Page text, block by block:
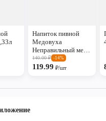
Напиток пивной
Медовуха
Неправильный мед
4% 0,45л
140.00₽ -14%
119.99 ₽/шт